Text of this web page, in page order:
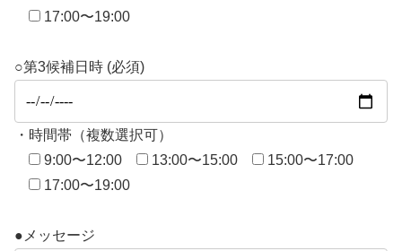
17:00〜19:00
○第3候補日時 (必須)
・時間帯（複数選択可）
9:00〜12:00
13:00〜15:00
15:00〜17:00
17:00〜19:00
●メッセージ